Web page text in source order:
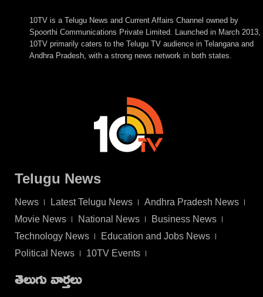
10TV is a Telugu News and Current Affairs Channel owned by
Spoorthi Communications Private Limited. Launched in March 2013,
10TV primarily caters to the Telugu TV audience in Telangana and
Andhra Pradesh, with a strong news network in both states.
Telugu News
News Latest Telugu News
Andhra Pradesh News
Movie News
National News
Business News
Technology News
Education and Jobs News
Political News
10TV Events
తెలుగు వార్తలు